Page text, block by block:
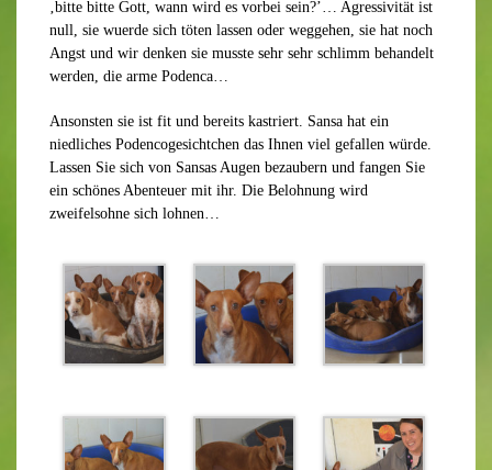
‚bitte bitte Gott, wann wird es vorbei sein?’… Agressivität ist
null, sie wuerde sich töten lassen oder weggehen, sie hat noch
Angst und wir denken sie musste sehr sehr schlimm behandelt
werden, die arme Podenca…
Ansonsten sie ist fit und bereits kastriert. Sansa hat ein
niedliches Podencogesichtchen das Ihnen viel gefallen würde.
Lassen Sie sich von Sansas Augen bezaubern und fangen Sie
ein schönes Abenteuer mit ihr. Die Belohnung wird
zweifelsohne sich lohnen…